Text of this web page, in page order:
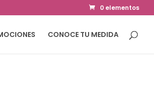
0 elementos
CONOCE TU MEDIDA